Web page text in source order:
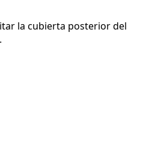
la cubierta posterior del